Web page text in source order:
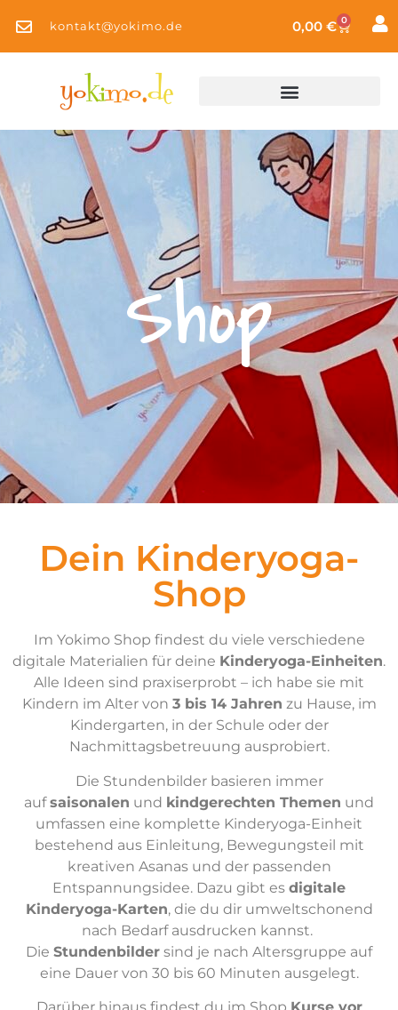
kontakt@yokimo.de 0,00 € 0
Shop
Dein Kinderyoga-
Shop
Im Yokimo Shop findest du viele verschiedene
digitale Materialien für deine Kinderyoga-Einheiten.
Alle Ideen sind praxiserprobt – ich habe sie mit
Kindern im Alter von 3 bis 14 Jahren zu Hause, im
Kindergarten, in der Schule oder der
Nachmittagsbetreuung ausprobiert.
Die Stundenbilder basieren immer
aufsaisonalen und kindgerechten Themen und
umfassen eine komplette Kinderyoga-Einheit
bestehend aus Einleitung, Bewegungsteil mit
kreativen Asanas und der passenden
Entspannungsidee. Dazu gibt es digitale
Kinderyoga-Karten, die du dir umweltschonend
nach Bedarf ausdrucken kannst.
Die Stundenbilder sind je nach Altersgruppe auf
eine Dauer von 30 bis 60 Minuten ausgelegt.